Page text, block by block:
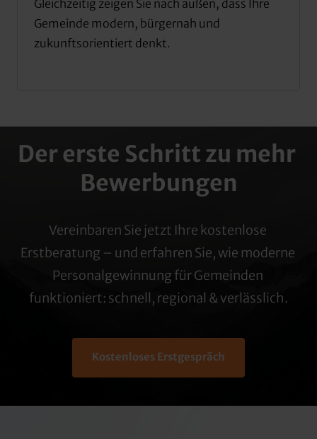
Gleichzeitig zeigen Sie nach außen, dass
Gemeinde modern, bürgernah
zukunftsorientiert denkt.
Der erste Schritt zu mehr
Bewerbungen
Vereinbaren Sie jetzt Ihre
Erstberatung – und erfahren Sie, wie
Personalgewinnung für
funktioniert: schnell, regional & verlässlich.
Kostenloses Erstgespräch